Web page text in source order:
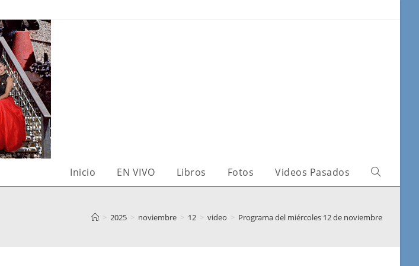
Inicio EN VIVO Libros Fotos Videos Pasados
> 2025 > noviembre > 12 > video > Programa del miércoles 12 de noviembre